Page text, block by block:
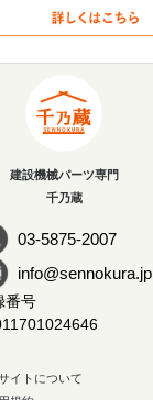
建設機械パーツ専門
千乃蔵
03-5875-2007
info@sennokura.jp
番号
イトについて